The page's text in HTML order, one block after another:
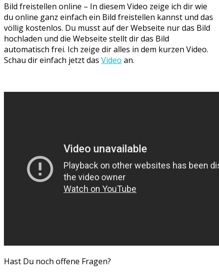
Bild freistellen online – In diesem Video zeige ich dir wie
du online ganz einfach ein Bild freistellen kannst und das
völlig kostenlos. Du musst auf der Webseite nur das Bild
hochladen und die Webseite stellt dir das Bild
automatisch frei. Ich zeige dir alles in dem kurzen Video.
Schau dir einfach jetzt das Video an.
Hast Du noch offene Fragen?